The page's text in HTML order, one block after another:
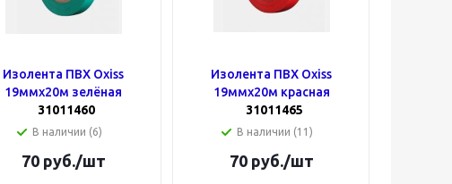
Изолента ПВХ Oxiss
19ммх20м зелёная
31011460
В наличии (6)
70руб./шт
Изолента ПВХ Oxiss
19ммх20м красная
31011465
В наличии (11)
70руб./шт